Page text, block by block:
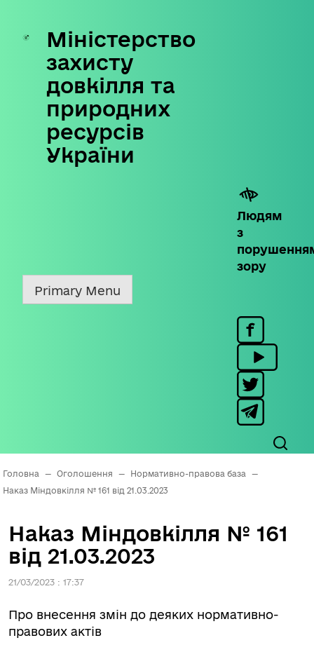
Skip
content
Міністерство
захисту
довкілля та
природних
ресурсів
України
Людям
з
зору
Primary Menu
Головна — Оголошення — Нормативно-правова база
—
Наказ Міндовкілля № 161 від 21.03.2023
Наказ Міндовкілля № 161
від 21.03.2023
21/03/2023 : 17:37
Про внесення змін до деяких нормативно-
правових актів